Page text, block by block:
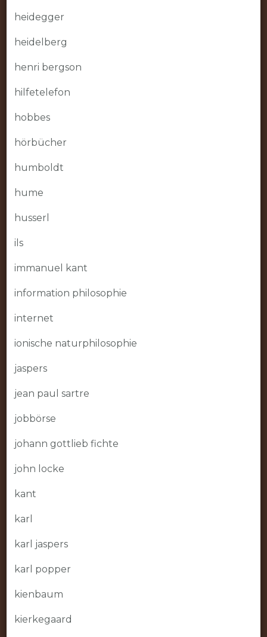
heidegger
heidelberg
henri bergson
hilfetelefon
hobbes
hörbücher
humboldt
hume
husserl
ils
immanuel kant
information philosophie
internet
ionische naturphilosophie
jaspers
jean paul sartre
jobbörse
johann gottlieb fichte
john locke
kant
karl
karl jaspers
karl popper
kienbaum
kierkegaard